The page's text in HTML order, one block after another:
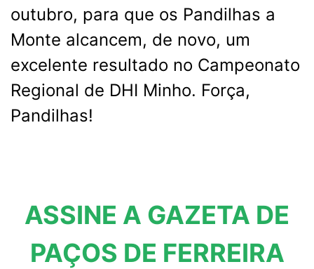
outubro, para que os Pandilhas a
Monte alcancem, de novo, um
excelente resultado no Campeonato
Regional de DHI Minho. Força,
Pandilhas!
ASSINE A GAZETA DE
PAÇOS DE FERREIRA